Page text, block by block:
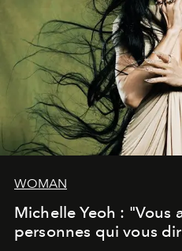
WOMAN
Michelle Yeoh : "Vous
personnes qui vous